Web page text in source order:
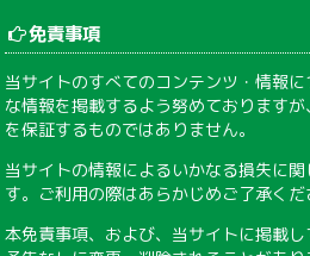
免責事項
当サイトのすべてのコンテンツ・情報
な情報を掲載するよう努めております
を保証するものではありません。
当サイトの情報によるいかなる損失に
す。ご利用の際はあらかじめご了承くだ
本免責事項、および、当サイトに掲載し